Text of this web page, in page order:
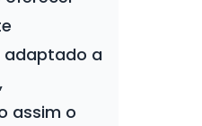
a
assim o